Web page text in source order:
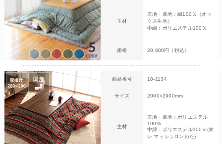
主材
表地・裏地：綿100％（オッ
クス生地）
中綿：ポリエステル100％
価格 28,800円（税込）
商品番号 10-1134
サイズ 2000×2900mm
主材
表地・裏地：ポリエステル
100%
中綿：ポリエステル100％(東
レ マッシュロンわた)